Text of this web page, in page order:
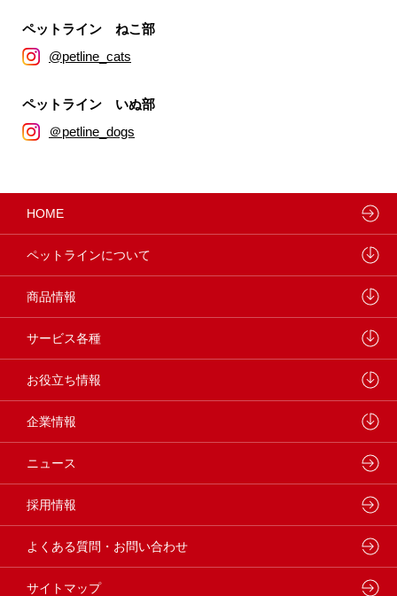
ペットライン ねこ部
@petline_cats
ペットライン いぬ部
＠petline_dogs
HOME
ペットラインについて
ペットラインが大切にしていること
研究開発センターについて
学会・論文発表
製品・品質管理
商品情報
ドッグフード
キャットフード
小動物
動物病院専用フード
フードコンシェル
サービス各種
ウェルネスナビ
しあわせマルシェ
どうぶつ病院宅配便
お役立ち情報
ペットライン 犬ノート
ペットライン 猫ノート
狂犬病予防
企業情報
会社概要・事業所
代表メッセージ
企業理念・ビジョン
ニュース
採用情報
よくある質問・お問い合わせ
サイトマップ